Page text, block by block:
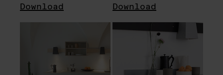
Download Download